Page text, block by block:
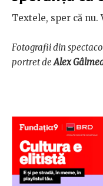
Textele, sper că
Fotografii din
portret deAlex